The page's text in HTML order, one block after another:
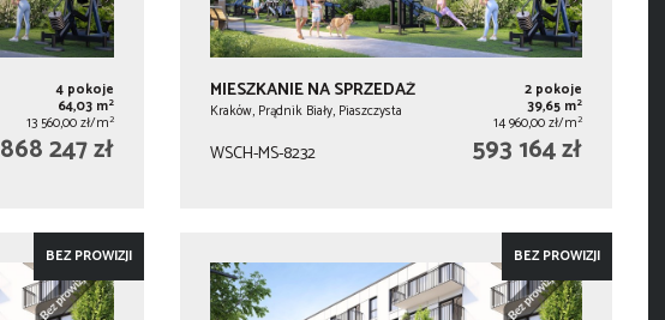
4 pokoje
64,03 m2
13 560,00 zł/m2
868 247 zł
MIESZKANIE NA SPRZEDAŻ
Kraków, Prądnik Biały, Piaszczysta
2 pokoje
39,65 m2
14 960,00 zł/m2
WSCH-MS-8232 593 164 zł
BEZ PROWIZJI BEZ PROWIZJI